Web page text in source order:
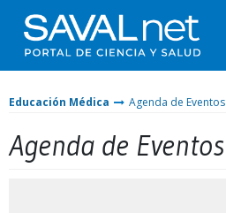
Educación Médica Agenda de Eventos
Agenda de Eventos